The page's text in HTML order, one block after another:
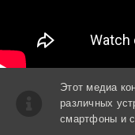
Этот медиа
различных
смартфоны и